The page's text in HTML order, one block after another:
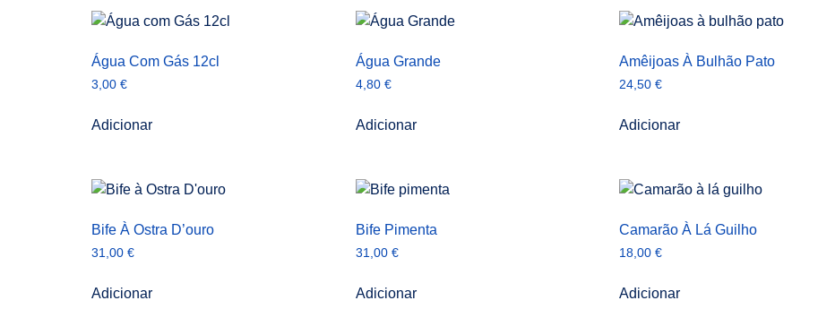
Água Com Gás 12cl
3,00 €
Adicionar
Água Grande
4,80 €
Adicionar
Amêijoas À Bulhão Pato
24,50€
Adicionar
Bife À Ostra D’ouro
31,00 €
Adicionar
Bife Pimenta
31,00 €
Adicionar
Camarão À Lá Guilho
18,00€
Adicionar